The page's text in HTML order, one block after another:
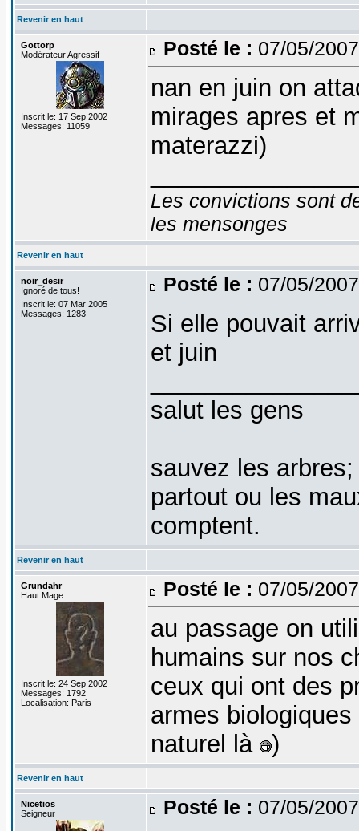
Revenir en haut
Gottorp
Modérateur Agressif
Inscrit le: 17 Sep 2002
Messages: 11059
Posté le : 07/05/
nan en juin on
mirages apres et
materazzi)
Les convictions sont
les mensonges
Revenir en haut
noir_desir
Ignoré de tous!
Inscrit le: 07 Mar 2005
Messages: 1283
Posté le : 07/05/
Si elle pouvait
et juin
salut les gens
sauvez les
partout ou les
comptent.
Revenir en haut
Grundahr
Haut Mage
Inscrit le: 24 Sep 2002
Messages: 1792
Localisation: Paris
Posté le : 07/05/
au passage on
humains sur nos
ceux qui ont des
armes
naturel là
)
Revenir en haut
Nicetios
Seigneur
Posté le : 07/05/